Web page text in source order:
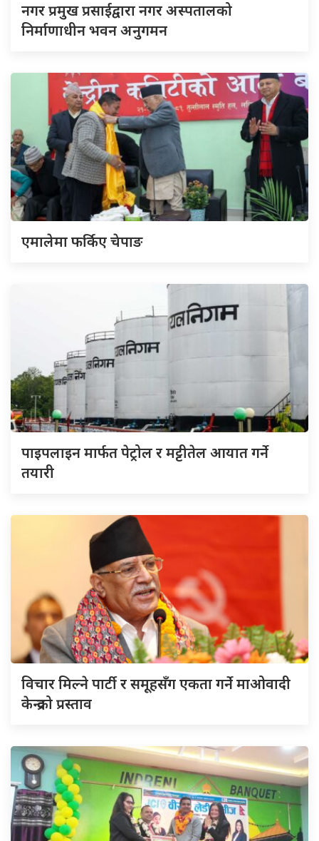
नगर प्रमुख प्रसाईद्वारा नगर अस्पतालको
निर्माणाधीन भवन अनुगमन
एमालेमा फर्किए चेपाङ
पाइपलाइन मार्फत पेट्रोल र मट्टीतेल आयात गर्ने
तयारी
विचार मिल्ने पार्टी र समूहसँग एकता गर्ने माओवादी
केन्द्रको प्रस्ताव